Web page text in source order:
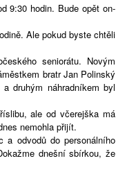
9:30 hodin. Bude opět on-
Ale pokud byste chtěli
seniorátu. Novým
bratr Jan Polinský
druhým náhradníkem byl
ale od včerejška má
nemohla přijít.
a odvodů do personálního
dnešní sbírkou, že